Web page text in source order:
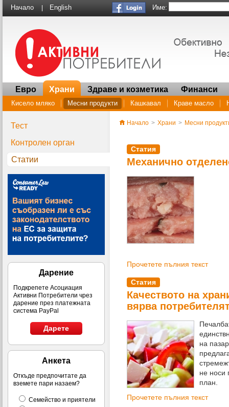
Начало English Име:
Евро Храни
Кисело мляко Месни продукти Кашкавал Краве масло
Здраве и козметика Финанси
Тест
Контролен орган
Статии
Дарение
Подкрепете Асоциация
Активни Потребители чрез
дарение през платежната
система PayPal
Дарете
Анкета
Откъде предпочитате да
вземете пари назаем?
Семейство и приятели
Начало > Храни > Месни
Статия
Механично
Прочетете пълния текст
Статия
Качеството на
вярва
на
не носи
план.
Прочетете пълния текст